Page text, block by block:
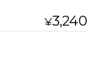
¥3,240